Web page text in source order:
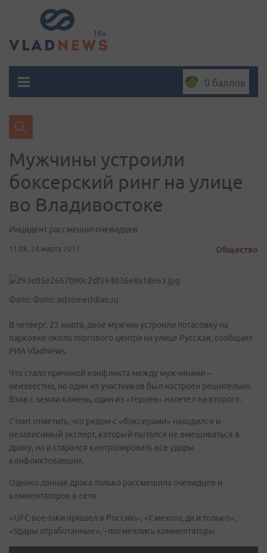
0 баллов
Мужчины устроили
боксерский ринг на улице
во Владивостоке
Инцидент рассмешил очевидцев
11:08, 24 марта 2017 Общество
Фото: Фото: astromeridian.ru
В четверг, 23 марта, двое мужчин устроили потасовку на
парковке около торгового центра на улице Русская, сообщает
РИА VladNews.
Что стало причиной конфликта между мужчинами –
неизвестно, но один из участников был настроен решительно.
Взяв с земли камень, один из «героев» налетел на второго.
Стоит отметить, что рядом с «боксерами» находился и
независимый эксперт, который пытался не вмешиваться в
драку, но и старался контролировать все удары
конфликтовавших.
Однако данная драка только рассмешила очевидцев и
комментаторов в сети.
«UFC все-таки пришел в Россию», «Смехота, да и только»,
«Удары отработанные», - посмеялись комментаторы.